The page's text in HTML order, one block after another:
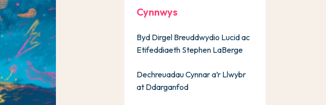
Cynnwys
Byd Dirgel Breuddwydio Lucid ac
Etifeddiaeth Stephen LaBerge
Dechreuadau Cynnar a’r Llwybr
at Ddarganfod